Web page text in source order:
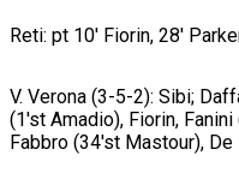
Reti: pt 10' Fiorin, 28'
V. Verona (3-5-2): Sibi;
(1'st Amadio), Fiorin,
Fabbro (34'st Mastour),